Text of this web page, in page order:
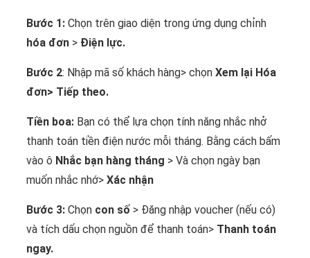
Bước 1: Chọn trên giao diện trong ứng dụng chỉnh
hóa đơn > Điện lực.
Bước 2: Nhập mã số khách hàng> chọn Xem lại Hóa
đơn> Tiếp theo.
Tiền boa: Bạn có thể lựa chọn tính năng nhắc nhở
thanh toán tiền điện nước mỗi tháng. Bằng cách bấm
vào ô Nhắc bạn hàng tháng > Và chọn ngày bạn
muốn nhắc nhớ> Xác nhận
Bước 3: Chọn con số > Đăng nhập voucher (nếu có)
và tích dấu chọn nguồn để thanh toán> Thanh toán
ngay.